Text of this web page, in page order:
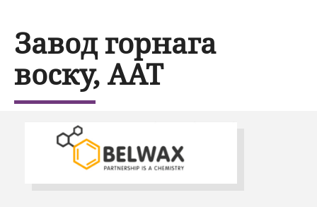
Завод горнага
воску, ААТ